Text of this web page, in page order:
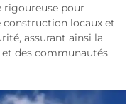
rigoureuse pour
construction locaux et
assurant ainsi la
des communautés